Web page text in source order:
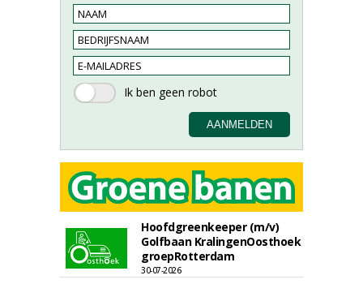
Hoofdgreenkeeper (m/v)
Golfbaan KralingenOosthoek
groepRotterdam
30-07-2026